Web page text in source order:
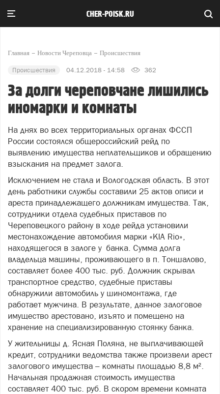
CHER-POISK.RU
Главная Новости Череповца Происшествия
Происшествия 04.12.2018 - 14:58 362
За долги череповчане лишились
иномарки и комнаты
На днях во всех территориальных органах ФССП
России состоялся общероссийский рейд по
выявлению имущества неплательщиков и обращению
взыскания на предмет залога.
Исключением не стала и Вологодская область. В этот
день работники службы составили 25 актов описи и
ареста принадлежащего должникам имущества. Так,
сотрудники отдела судебных приставов по
Череповецкого району в ходе рейда установили
местонахождение автомобиля марки «KIA Rio»,
находящегося в залоге у банка. Сумма долга
владельца машины, проживающего в п. Тоншалово,
составляет более 400 тыс. руб. Должник скрывал
транспортное средство, судебные приставы
обнаружили автомобиль у шиномонтажа, где
работает мужчина. В результате, данное залоговое
имущество арестовано, изъято и помещено на
хранение на специализированную стоянку банка.
У жительницы д. Ясная Поляна, не выплачивающей
кредит, сотрудники ведомства также произвели арест
залогового имущества – комнаты площадью 8,8 м².
Начальная продажная стоимость имущества
составляет 400 тыс. руб. В скором времени комната